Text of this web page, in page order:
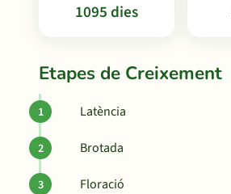
1095 dies
Etapes de Creixement
Latència
Brotada
Floració